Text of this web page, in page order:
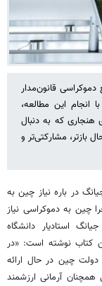
قانون‌مدار
انجام این مطالعه،
که به دنبال
بازتر، مشارکتی‌تر و
در باره نیاز چین به
چین به دموکراسی نیاز
استادیار دانشگاه
کتاب نوشته است: «در
دولت چین در حال ارائه
آرمانی ارزشمند